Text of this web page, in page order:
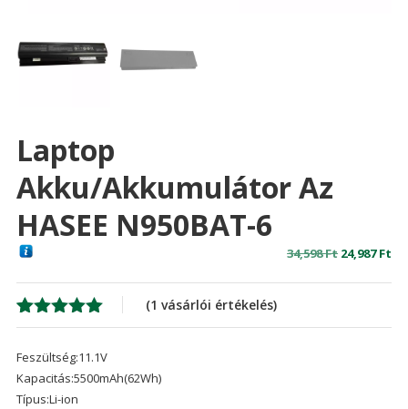
Laptop
Akku/akkumulátor Az
HASEE N950BAT-6
34,598Ft Original
24,987Ft
Értékelés
ből,
1
értékelés
alapján
(1 vásárlói értékelés)
Feszültség:11.1V
Kapacitás:5500mAh(62Wh)
Típus:Li-ion